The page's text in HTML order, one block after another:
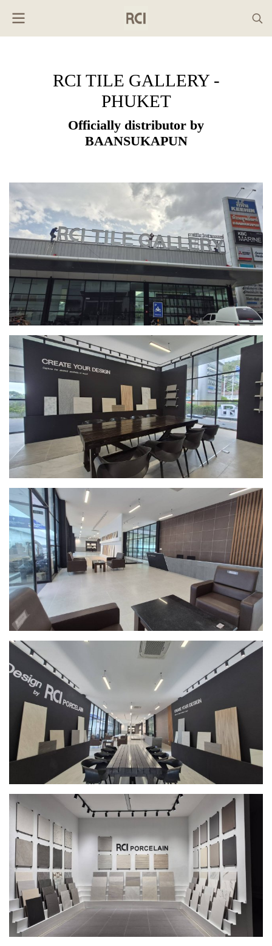
RCI TILE GALLERY -
PHUKET
Officially distributor by
BAANSUKAPUN